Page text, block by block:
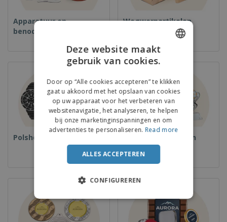
Apparatuur en
benodigdheden voor
Wegwerpartikelen
Polshorloges Bekers en Trofeeën
ENGLISH
Deze website maakt
gebruik van cookies.
Door op “Alle cookies accepteren” te klikken
gaat u akkoord met het opslaan van cookies
op uw apparaat voor het verbeteren van
websitenavigatie, het analyseren, te helpen
bij onze marketinginspanningen en om
advertenties te personaliseren. Read more
ALLES ACCEPTEREN
CONFIGUREREN